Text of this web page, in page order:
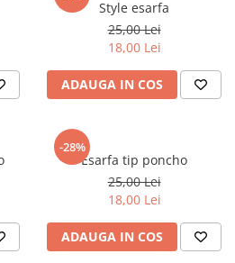
Style esarfa
25,00 Lei
18,00 Lei
ADAUGA IN COS
-28%
Esarfa tip poncho
25,00 Lei
18,00 Lei
ADAUGA IN COS